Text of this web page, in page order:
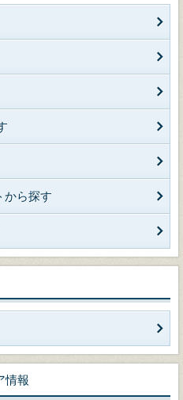
から探す
情報